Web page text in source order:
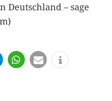
– sage